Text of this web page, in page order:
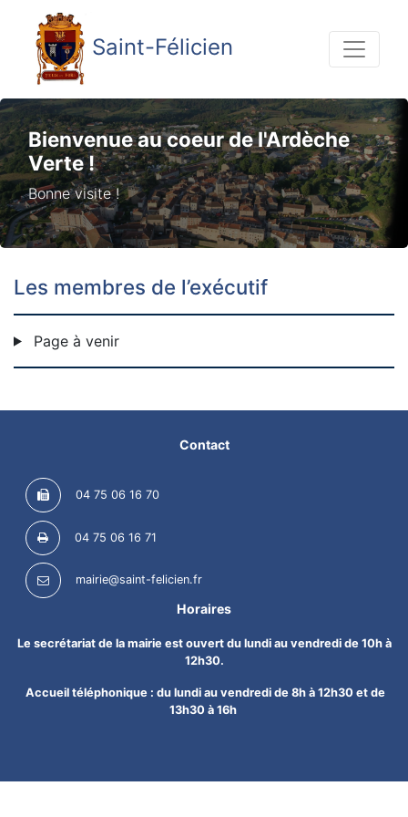
Saint-Félicien
Bienvenue au coeur de l'Ardèche
Verte !
Bonne visite !
Les membres de l’exécutif
Page à venir
Contact
04 75 06 16 70
04 75 06 16 71
mairie@saint-felicien.fr
Horaires
Le secrétariat de la mairie est ouvert du lundi au vendredi de 10h à
12h30.
Accueil téléphonique : du lundi au vendredi de 8h à 12h30 et de
13h30 à 16h